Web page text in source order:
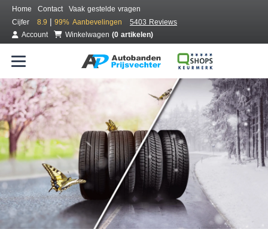
Home Contact
Vaak gestelde vragen
Cijfer
8.9 | 99% Aanbevelingen
5403 Reviews
Account
Winkelwagen (0 artikelen)
Bestel voordelig all season banden
Gratis bezorgd of montage bij jou in de buurt
Seizoen:
Merken: